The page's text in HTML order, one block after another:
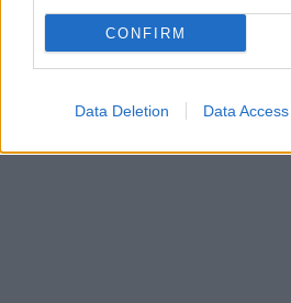
CONFIRM
Data Deletion Data Access